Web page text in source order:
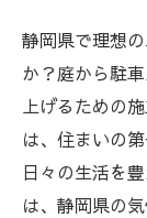
静岡県で理想
か？庭から駐
上げるための
は、住まいの
日々の生活を
は、静岡県の